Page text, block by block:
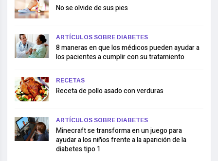
No se olvide de sus pies
ARTÍCULOS SOBRE DIABETES
8 maneras en que los médicos pueden ayudar a
los pacientes a cumplir con su tratamiento
RECETAS
Receta de pollo asado con verduras
ARTÍCULOS SOBRE DIABETES
Minecraft se transforma en un juego para
ayudar a los niños frente a la aparición de la
diabetes tipo 1